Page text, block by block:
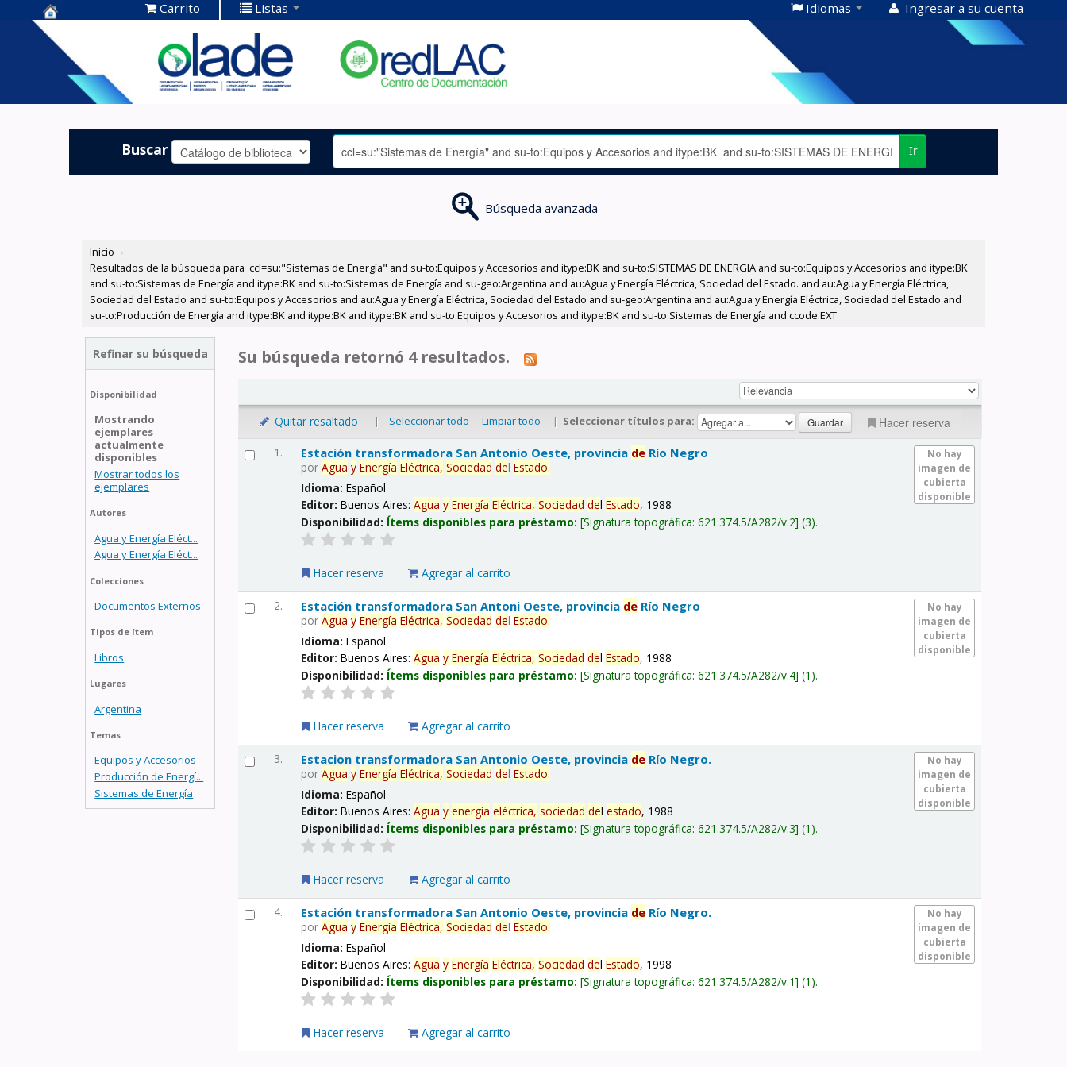
Centro de
Documentación
OLADE -
Carrito Listas Idiomas Ingresar a su cuenta
Buscar Ir
Búsqueda avanzada
Inicio ›
Resultados de la búsqueda para 'ccl=su:"Sistemas de Energía" and su-to:Equipos y Accesorios and itype:BK and su-to:SISTEMAS DE ENERGIA and su-to:Equipos y Accesorios and itype:BK
and su-to:Sistemas de Energía and itype:BK and su-to:Sistemas de Energía and su-geo:Argentina and au:Agua y Energía Eléctrica, Sociedad del Estado. and au:Agua y Energía Eléctrica,
Sociedad del Estado and su-to:Equipos y Accesorios and au:Agua y Energía Eléctrica, Sociedad del Estado and su-geo:Argentina and au:Agua y Energía Eléctrica, Sociedad del Estado and
su-to:Producción de Energía and itype:BK and itype:BK and itype:BK and su-to:Equipos y Accesorios and itype:BK and su-to:Sistemas de Energía and ccode:EXT'
Refinar su búsqueda
Disponibilidad
Mostrando
ejemplares
actualmente
disponibles
Mostrar todos los
ejemplares
Autores
Agua y Energía Eléct...
Agua y Energía Eléct...
Colecciones
Documentos Externos
Tipos de ítem
Libros
Lugares
Argentina
Temas
Equipos y Accesorios
Producción de Energí...
Sistemas de Energía
Su búsqueda retornó 4 resultados.
Quitar resaltado | Seleccionar todo Limpiar todo | Seleccionar títulos para: Hacer reserva
1.
No hay
imagen de
cubierta
disponible
Estación transformadora San Antonio Oeste, provincia de Río Negro
porAgua y Energía Eléctrica, Sociedad delEstado.
Idioma:Español
Editor:Buenos Aires:Agua y Energía Eléctrica, Sociedad delEstado, 1988
Disponibilidad: Ítems disponibles para préstamo: Signatura topográfica:621.374.5/A282/v.2 (3).
Hacer reserva Agregar al carrito
2.
No hay
imagen de
cubierta
disponible
Estación transformadora San Antoni Oeste, provincia de Río Negro
porAgua y Energía Eléctrica, Sociedad delEstado.
Idioma:Español
Editor:Buenos Aires:Agua y Energía Eléctrica, Sociedad delEstado, 1988
Disponibilidad: Ítems disponibles para préstamo: Signatura topográfica:621.374.5/A282/v.4 (1).
Hacer reserva Agregar al carrito
3.
No hay
imagen de
cubierta
disponible
Estacion transformadora San Antonio Oeste, provincia de Río Negro.
porAgua y Energía Eléctrica, Sociedad delEstado.
Idioma:Español
Editor:Buenos Aires:Agua y energía eléctrica, sociedad delestado, 1988
Disponibilidad: Ítems disponibles para préstamo: Signatura topográfica:621.374.5/A282/v.3 (1).
Hacer reserva Agregar al carrito
4.
No hay
imagen de
cubierta
disponible
Estación transformadora San Antonio Oeste, provincia de Río Negro.
porAgua y Energía Eléctrica, Sociedad delEstado.
Idioma:Español
Editor:Buenos Aires:Agua y Energía Eléctrica, Sociedad delEstado, 1998
Disponibilidad: Ítems disponibles para préstamo: Signatura topográfica:621.374.5/A282/v.1 (1).
Hacer reserva Agregar al carrito